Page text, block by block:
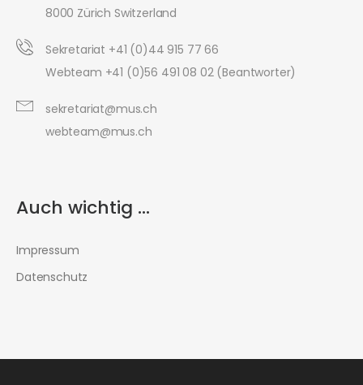
8000 Zürich Switzerland
Sekretariat +41 (0)44 915 77 66
Webteam +41 (0)56 491 08 02 (Beantworter)
sekretariat@mus.ch
webteam@mus.ch
Auch wichtig ...
Impressum
Datenschutz